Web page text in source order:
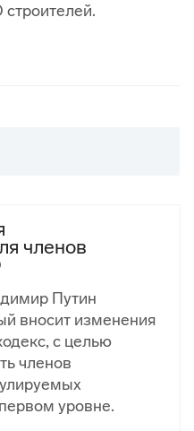
членов
Путин
вносит изменения
с целью
членов
уровне.